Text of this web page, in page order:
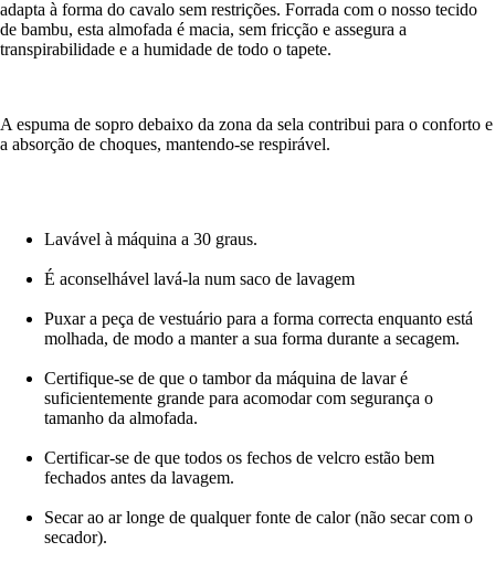
adapta à forma do cavalo sem restrições. Forrada com o nosso tecido
de bambu, esta almofada é macia, sem fricção e assegura a
transpirabilidade e a humidade de todo o tapete.
A espuma de sopro debaixo da zona da sela contribui para o conforto e
a absorção de choques, mantendo-se respirável.
Lavável à máquina a 30 graus.
É aconselhável lavá-la num saco de lavagem
Puxar a peça de vestuário para a forma correcta enquanto está
molhada, de modo a manter a sua forma durante a secagem.
Certifique-se de que o tambor da máquina de lavar é
suficientemente grande para acomodar com segurança o
tamanho da almofada.
Certificar-se de que todos os fechos de velcro estão bem
fechados antes da lavagem.
Secar ao ar longe de qualquer fonte de calor (não secar com o
secador).